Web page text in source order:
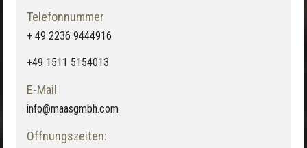
Telefonnummer
+ 49 2236 9444916
+49 1511 5154013
E-Mail
info@maasgmbh.com
Öffnungszeiten: